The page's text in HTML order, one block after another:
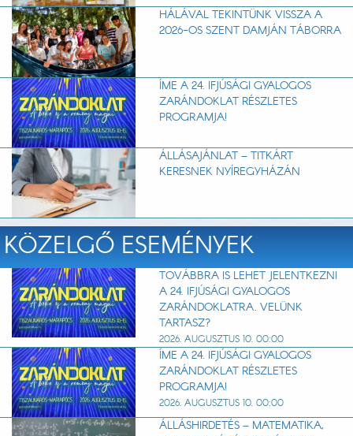
HÁLÁVAL TEKINTÜNK VISSZA A
2026-OS SZENT DAMJÁN TÁBORRA
ÍME A 24. IFJÚSÁGI GYALOGOS
ZARÁNDOKLAT RÉSZLETES
PROGRAMJA!
ÁLLÁSAJÁNLAT – TITKÁRT
KERESNEK NYÍREGYHÁZÁN
KÖZELGŐ ESEMÉNYEK
TOVÁBBRA IS LEHET JELENTKEZNI
A 24. IFJÚSÁGI GYALOGOS
ZARÁNDOKLATRA. VELÜNK
TARTASZ?
2026. AUGUSZTUS 10. 00:00
ÍME A 24. IFJÚSÁGI GYALOGOS
ZARÁNDOKLAT RÉSZLETES
PROGRAMJA!
2026. AUGUSZTUS 10. 00:00
ÁLLÁSHIRDETÉS – MATEMATIKA,